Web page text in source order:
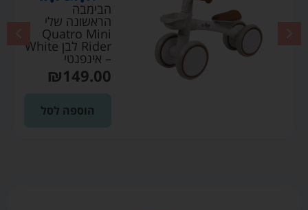
הבימבה
הראשונה שלי
Quatro Mini
Rider לבן White
– אינפנטי
₪149.00
הוספה לסל